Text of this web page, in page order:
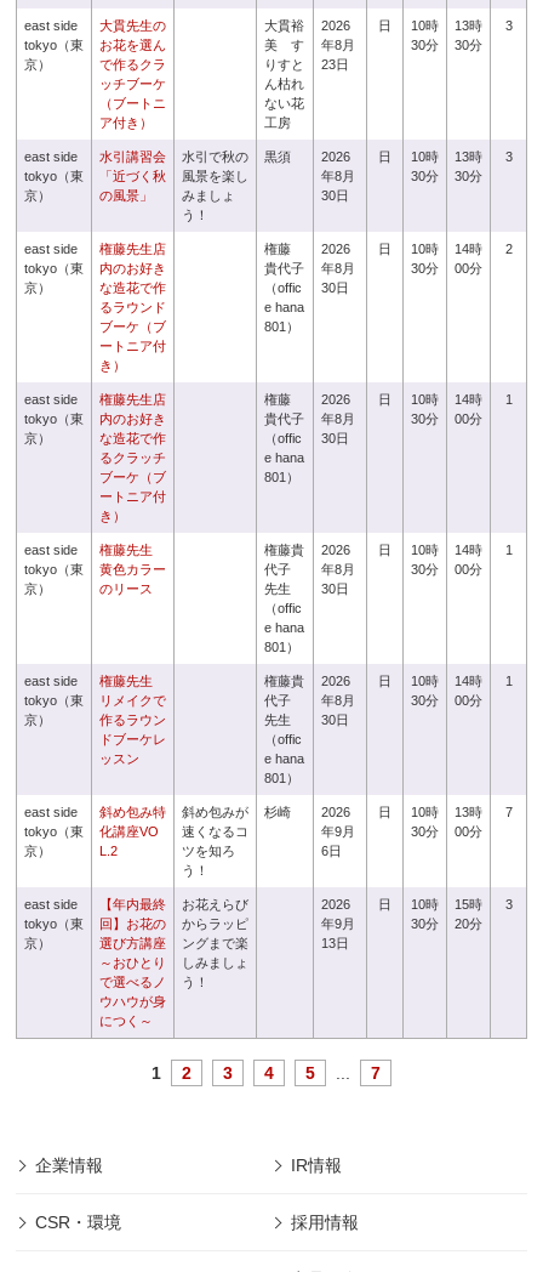
east side
tokyo（東
京）
大貫先生の
お花を選ん
で作るクラ
ッチブーケ
（ブートニ
ア付き）
大貫裕
美 す
りすと
ん枯れ
ない花
工房
2026
年8月
23日
日
10時
30分
13時
30分
3
east side
tokyo（東
京）
水引講習会
「近づく秋
の風景」
水引で秋の
風景を楽し
みましょ
う！
黒須
2026
年8月
30日
日
10時
30分
13時
30分
3
east side
tokyo（東
京）
権藤先生店
内のお好き
な造花で作
るラウンド
ブーケ（ブ
ートニア付
き）
権藤
貴代子
（offic
e hana
801）
2026
年8月
30日
日
10時
30分
14時
00分
2
east side
tokyo（東
京）
権藤先生店
内のお好き
な造花で作
るクラッチ
ブーケ（ブ
ートニア付
き）
権藤
貴代子
（offic
e hana
801）
2026
年8月
30日
日
10時
30分
14時
00分
1
east side
tokyo（東
京）
権藤先生
黄色カラー
のリース
権藤貴
代子
先生
（offic
e hana
801）
2026
年8月
30日
日
10時
30分
14時
00分
1
east side
tokyo（東
京）
権藤先生
リメイクで
作るラウン
ドブーケレ
ッスン
権藤貴
代子
先生
（offic
e hana
801）
2026
年8月
30日
日
10時
30分
14時
00分
1
east side
tokyo（東
京）
斜め包み特
化講座VO
L.2
斜め包みが
速くなるコ
ツを知ろ
う！
杉崎
2026
年9月
6日
日
10時
30分
13時
00分
7
east side
tokyo（東
京）
【年内最終
回】お花の
選び方講座
～おひとり
で選べるノ
ウハウが身
につく～
お花えらび
からラッピ
ングまで楽
しみましょ
う！
2026
年9月
13日
日
10時
30分
15時
20分
3
1 2 3 4 5 7
企業情報 IR情報
CSR・環境 採用情報